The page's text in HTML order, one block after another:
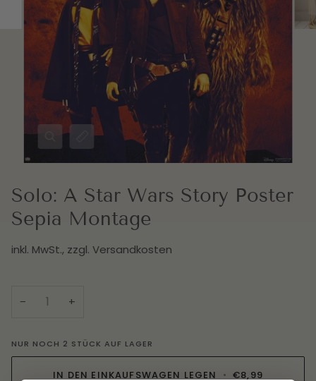
Solo: A Star Wars Story Poster
Sepia Montage
inkl. MwSt., zzgl. Versandkosten
− +
NUR NOCH 2 STÜCK AUF LAGER
IN DEN EINKAUFSWAGEN LEGEN • €8,99